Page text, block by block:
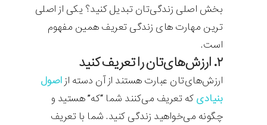
بخش اصلی زندگی‌تان تبدیل کنید؟ یکی از اصلی
ترین مهارت های زندگی تعریف همین مفهوم
است.
۲. ارزش‌های‌تان را تعریف کنید
ارزش‌های‌تان عبارت هستند از آن دسته از اصول
بنیادی که تعریف می‌کنند شما “‌که‌”‌ هستید و
چگونه می‌خواهید زندگی کنید. شما با تعریف